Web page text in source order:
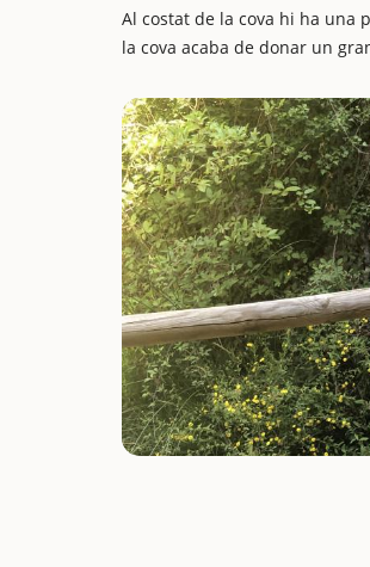
Al costat de la cova hi ha una
la cova acaba de donar un